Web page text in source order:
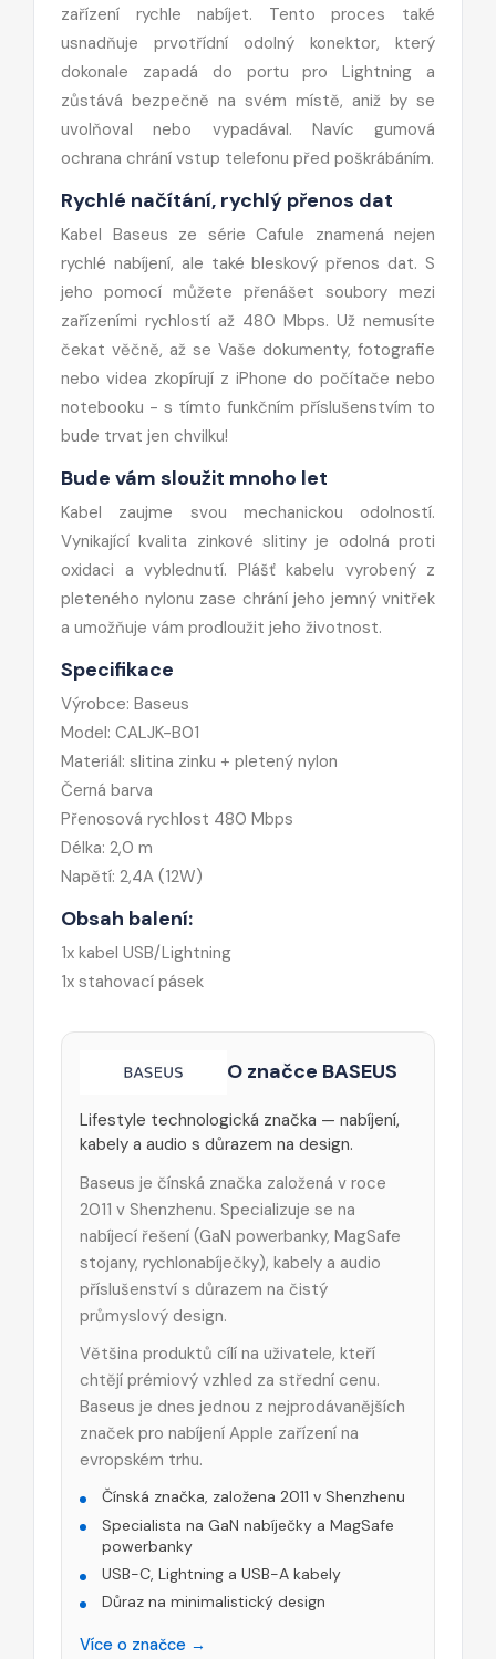
zařízení rychle nabíjet. Tento proces také
usnadňuje prvotřídní odolný konektor, který
dokonale zapadá do portu pro Lightning a
zůstává bezpečně na svém místě, aniž by se
uvolňoval nebo vypadával. Navíc gumová
ochrana chrání vstup telefonu před poškrábáním.
Rychlé načítání, rychlý přenos dat
Kabel Baseus ze série Cafule znamená nejen
rychlé nabíjení, ale také bleskový přenos dat. S
jeho pomocí můžete přenášet soubory mezi
zařízeními rychlostí až 480 Mbps. Už nemusíte
čekat věčně, až se Vaše dokumenty, fotografie
nebo videa zkopírují z iPhone do počítače nebo
notebooku - s tímto funkčním příslušenstvím to
bude trvat jen chvilku!
Bude vám sloužit mnoho let
Kabel zaujme svou mechanickou odolností.
Vynikající kvalita zinkové slitiny je odolná proti
oxidaci a vyblednutí. Plášť kabelu vyrobený z
pleteného nylonu zase chrání jeho jemný vnitřek
a umožňuje vám prodloužit jeho životnost.
Specifikace
Výrobce: Baseus
Model: CALJK-B01
Materiál: slitina zinku + pletený nylon
Černá barva
Přenosová rychlost 480 Mbps
Délka: 2,0 m
Napětí: 2,4A (12W)
Obsah balení:
1x kabel USB/Lightning
1x stahovací pásek
O značce BASEUS
Lifestyle technologická značka — nabíjení,
kabely a audio s důrazem na design.
Baseus je čínská značka založená v roce
2011 v Shenzhenu. Specializuje se na
nabíjecí řešení (GaN powerbanky, MagSafe
stojany, rychlonabíječky), kabely a audio
příslušenství s důrazem na čistý
průmyslový design.
Většina produktů cílí na uživatele, kteří
chtějí prémiový vzhled za střední cenu.
Baseus je dnes jednou z nejprodávanějších
značek pro nabíjení Apple zařízení na
evropském trhu.
Čínská značka, založena 2011 v Shenzhenu
Specialista na GaN nabíječky a MagSafe
powerbanky
USB-C, Lightning a USB-A kabely
Důraz na minimalistický design
Více o značce →